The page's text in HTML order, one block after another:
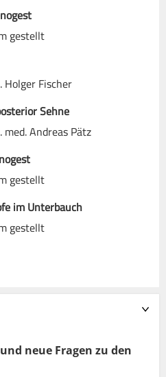
gestellt
Fischer
Sehne
Andreas Pätz
gestellt
im Unterbauch
gestellt
neue Fragen zu den